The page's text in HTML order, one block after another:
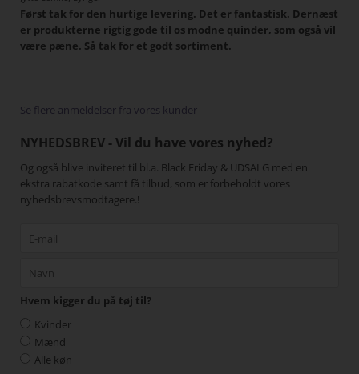
Først tak for den hurtige levering. Det er fantastisk. Dernæst
er produkterne rigtig gode til os modne quinder, som også vil
være pæne. Så tak for et godt sortiment.
Se flere anmeldelser fra vores kunder
NYHEDSBREV - Vil du have vores nyhed?
Og også blive inviteret til bl.a. Black Friday & UDSALG med en
ekstra rabatkode samt få tilbud, som er forbeholdt vores
nyhedsbrevsmodtagere.!
Hvem kigger du på tøj til?
Kvinder
Mænd
Alle køn